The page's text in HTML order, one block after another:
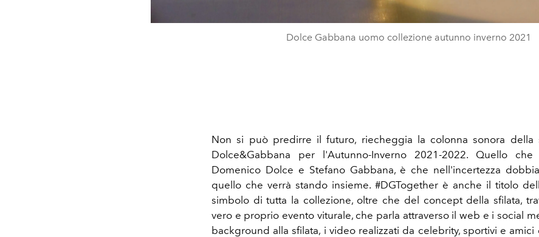
Dolce Gabbana uomo collezione autunno inverno 2021
Non si può predirre il futuro, riecheggia la colonna sonora della
Dolce&Gabbana per l'Autunno-Inverno 2021-2022. Quello
Domenico Dolce e Stefano Gabbana, è che nell'incertezza
quello che verrà stando insieme. #DGTogether è anche il titolo
simbolo di tutta la collezione, oltre che del concept della sfilata,
vero e proprio evento viturale, che parla attraverso il web e i social
background alla sfilata, i video realizzati da celebrity, sportivi e